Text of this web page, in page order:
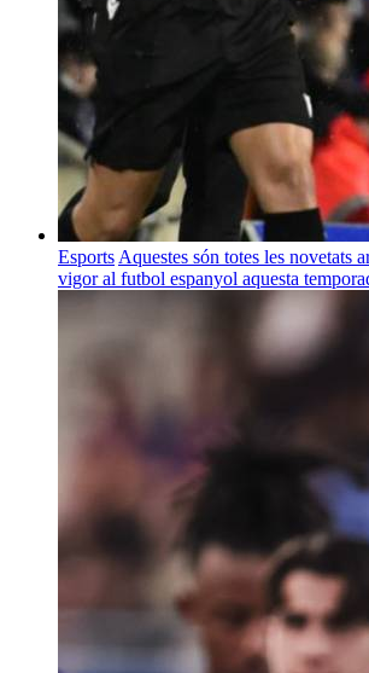
Esports Aquestes són totes les novetats
vigor al futbol espanyol aquesta